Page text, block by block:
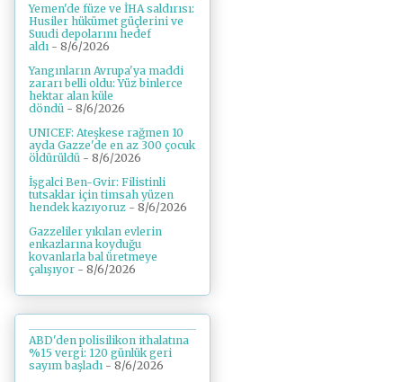
Yemen'de füze ve İHA saldırısı:
Husiler hükümet güçlerini ve
Suudi depolarını hedef
aldı - 8/6/2026
Yangınların Avrupa'ya maddi
zararı belli oldu: Yüz binlerce
hektar alan küle
döndü - 8/6/2026
UNICEF: Ateşkese rağmen 10
ayda Gazze'de en az 300 çocuk
öldürüldü - 8/6/2026
İşgalci Ben-Gvir: Filistinli
tutsaklar için timsah yüzen
hendek kazıyoruz - 8/6/2026
Gazzeliler yıkılan evlerin
enkazlarına koyduğu
kovanlarla bal üretmeye
çalışıyor - 8/6/2026
ABD'den polisilikon ithalatına
%15 vergi: 120 günlük geri
sayım başladı - 8/6/2026